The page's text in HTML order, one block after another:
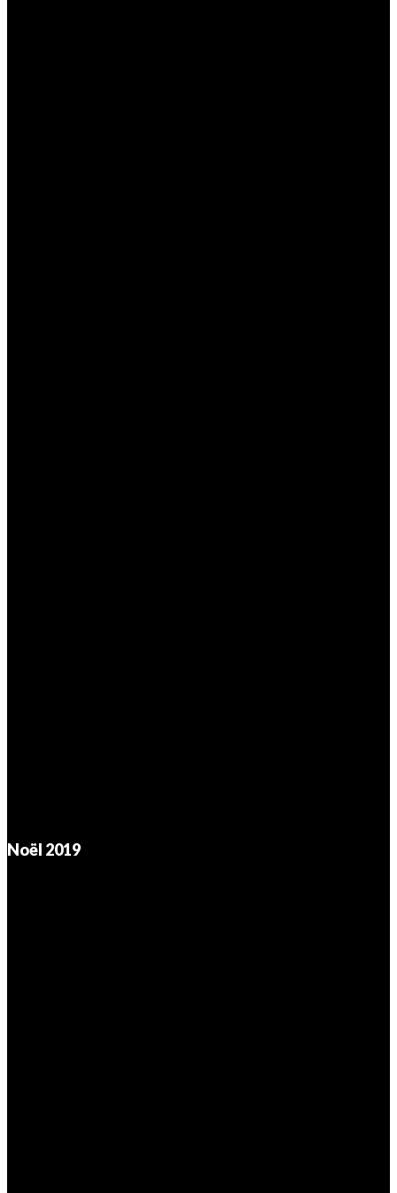
Noël 2019